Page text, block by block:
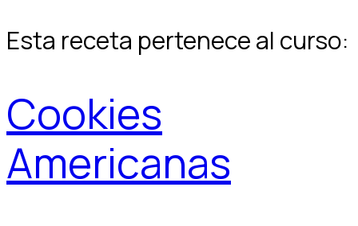
Esta receta pertenece al curso:
Cookies
Americanas